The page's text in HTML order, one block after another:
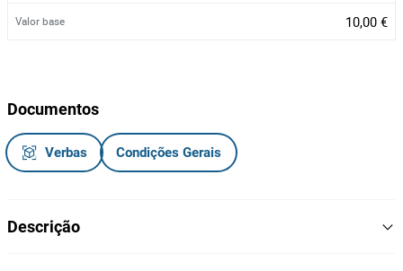
Valor base 10,00 €
Documentos
Verbas Condições Gerais
Descrição